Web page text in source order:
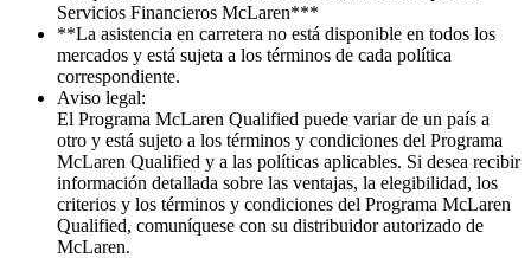
Servicios Financieros McLaren***
**La asistencia en carretera no está disponible en todos los
mercados y está sujeta a los términos de cada política
correspondiente.
Aviso legal:
El Programa McLaren Qualified puede variar de un país a
otro y está sujeto a los términos y condiciones del Programa
McLaren Qualified y a las políticas aplicables. Si desea recibir
información detallada sobre las ventajas, la elegibilidad, los
criterios y los términos y condiciones del Programa McLaren
Qualified, comuníquese con su distribuidor autorizado de
McLaren.